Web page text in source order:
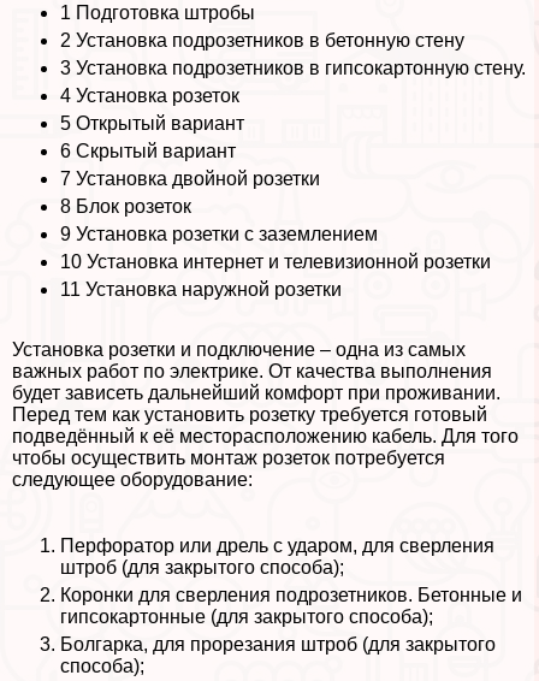
1 Подготовка штробы
2 Установка подрозетников в бетонную стену
3 Установка подрозетников в гипсокартонную стену.
4 Установка розеток
5 Открытый вариант
6 Скрытый вариант
7 Установка двойной розетки
8 Блок розеток
9 Установка розетки с заземлением
10 Установка интернет и телевизионной розетки
11 Установка наружной розетки
Установка розетки и подключение – одна из самых
важных работ по электрике. От качества выполнения
будет зависеть дальнейший комфорт при проживании.
Перед тем как установить розетку требуется готовый
подведённый к её месторасположению кабель. Для того
чтобы осуществить монтаж розеток потребуется
следующее оборудование:
Перфоратор или дрель с ударом, для сверления
штроб (для закрытого способа);
Коронки для сверления подрозетников. Бетонные и
гипсокартонные (для закрытого способа);
Болгарка, для прорезания штроб (для закрытого
способа);